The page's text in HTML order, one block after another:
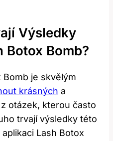
Výsledky
Botox Bomb?
Bomb je skvělým
krásných a
otázek, kterou často
trvají výsledky této
Lash Botox